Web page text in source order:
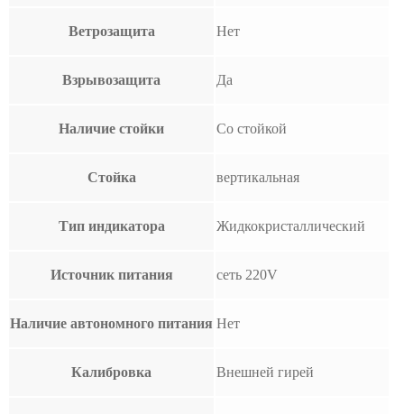
Ветрозащита Нет
Взрывозащита Да
Наличие стойки Со стойкой
Стойка вертикальная
Тип индикатора Жидкокристаллический
Источник питания сеть 220V
Наличие автономного питания Нет
Калибровка Внешней гирей